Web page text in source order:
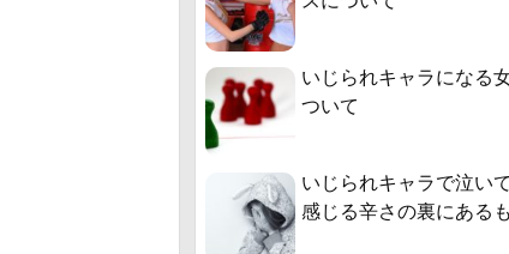
いじられキャラになる
ついて
いじられキャラで泣い
感じる辛さの裏にある